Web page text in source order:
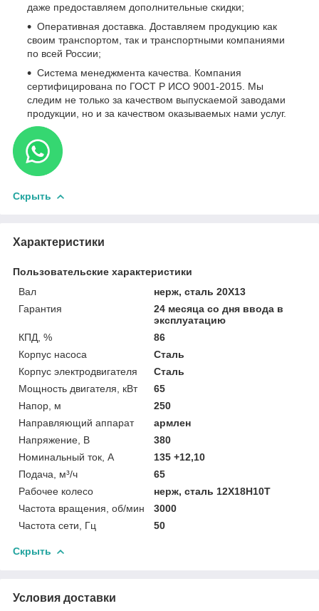
даже предоставляем дополнительные скидки;
Оперативная доставка. Доставляем продукцию как
своим транспортом, так и транспортными компаниями
по всей России;
Система менеджмента качества. Компания
сертифицирована по ГОСТ Р ИСО 9001-2015. Мы
следим не только за качеством выпускаемой заводами
продукции, но и за качеством оказываемых нами услуг.
Скрыть
Характеристики
Пользовательские характеристики
Вал
нерж, сталь 20Х13
Гарантия
24 месяца со дня ввода в
эксплуатацию
КПД, %
86
Корпус насоса
Сталь
Корпус электродвигателя
Сталь
Мощность двигателя, кВт
65
Напор, м
250
Направляющий аппарат
армлен
Напряжение, В
380
Номинальный ток, А
135 +12,10
Подача, м³/ч
65
Рабочее колесо
нерж, сталь 12Х18Н10Т
Частота вращения, об/мин
3000
Частота сети, Гц
50
Скрыть
Условия доставки